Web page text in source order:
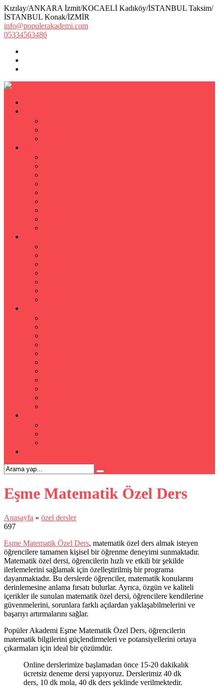
Kızılay/ANKARA İzmit/KOCAELİ Kadıköy/İSTANBUL Taksim/
İSTANBUL Konak/İZMİR
info@populerakademi.com
05334563486
Eşme Matematik Özel Ders
Anasayfa » özel dersler
697
Eşme Matematik Özel Ders, matematik özel ders almak isteyen
öğrencilere tamamen kişisel bir öğrenme deneyimi sunmaktadır.
Matematik özel dersi, öğrencilerin hızlı ve etkili bir şekilde
ilerlemelerini sağlamak için özelleştirilmiş bir programa
dayanmaktadır. Bu derslerde öğrenciler, matematik konularını
derinlemesine anlama fırsatı bulurlar. Ayrıca, özgün ve kaliteli
içerikler ile sunulan matematik özel dersi, öğrencilere kendilerine
güvenmelerini, sorunlara farklı açılardan yaklaşabilmelerini ve
başarıyı artırmalarını sağlar.
Popüler Akademi Eşme Matematik Özel Ders, öğrencilerin
matematik bilgilerini güçlendirmeleri ve potansiyellerini ortaya
çıkarmaları için ideal bir çözümdür.
Online derslerimize başlamadan önce 15-20 dakikalık
ücretsiz deneme dersi yapıyoruz. Derslerimiz 40 dk
ders, 10 dk mola, 40 dk ders şeklinde verilmektedir.